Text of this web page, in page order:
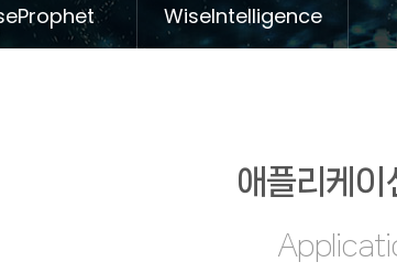
WiseIntelligence
애플리케이